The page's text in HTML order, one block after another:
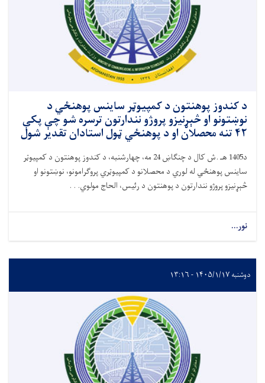
د کندوز پوهنتون د کمپیوټر ساینس پوهنځي د
نوښتونو او څېړنیزو پروژو نندارتون ترسره شو چې پکې
۴۲ تنه محصلان او د پوهنځي ټول استادان تقدیر شول
د1405 هـ .ش کال د چنګاښ 24 مه، چهارشنبه، د کندوز پوهنتون د کمپیوټر
ساینس پوهنځي له لوري د محصلانو د کمپیوټري پروګرامونو، نوښتونو او
څېړنیزو پروژو نندارتون د پوهنتون د رئیس، الحاج مولوي. . .
نور...
دوشنبه ۱۴۰۵/۱/۱۷ - ۱۳:۱۶